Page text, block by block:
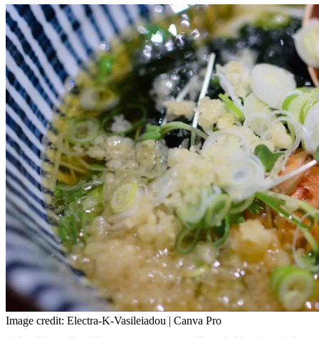
Image credit: Electra-K-Vasileiadou | Canva Pro